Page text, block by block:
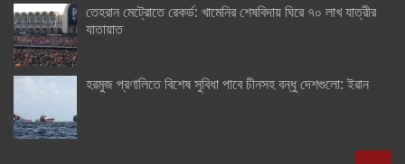
তেহরান মেট্রোতে রেকর্ড: খামেনির শেষবিদায় ঘিরে ৭০ লাখ যাত্রীর
যাতায়াত
হরমুজ প্রণালিতে বিশেষ সুবিধা পাবে চীনসহ বন্ধু দেশগুলো: ইরান